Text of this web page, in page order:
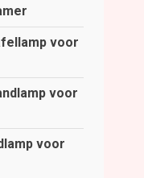
voor
voor
voor